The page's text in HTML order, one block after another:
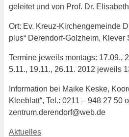
geleitet und von Prof. Dr.
Ort: Ev. Kreuz-Kirchengemeinde
plus“ Derendorf-Golzheim, Klever
Termine jeweils montags: 17.09.,
5.11., 19.11., 26.11. 2012 jeweils
Information bei Maike Keske,
Kleeblatt“, Tel.: 0211 – 948 27 50
zentrum.derendorf@web.de
Kategorien
Aktuelles